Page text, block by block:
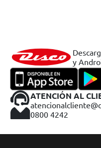
y
ATENCIÓN AL
0800 4242